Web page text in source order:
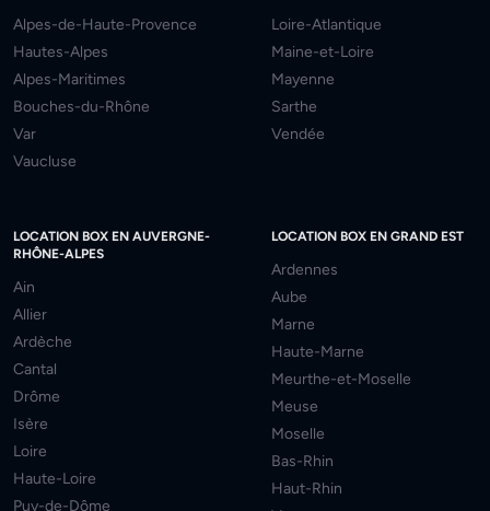
Alpes-de-Haute-Provence
Hautes-Alpes
Alpes-Maritimes
Bouches-du-Rhône
Var
Vaucluse
Loire-Atlantique
Maine-et-Loire
Mayenne
Sarthe
Vendée
LOCATION BOX EN AUVERGNE-
RHÔNE-ALPES
Ain
Allier
Ardèche
Cantal
Drôme
Isère
Loire
Haute-Loire
Puy-de-Dôme
LOCATION BOX EN GRAND EST
Ardennes
Aube
Marne
Haute-Marne
Meurthe-et-Moselle
Meuse
Moselle
Bas-Rhin
Haut-Rhin